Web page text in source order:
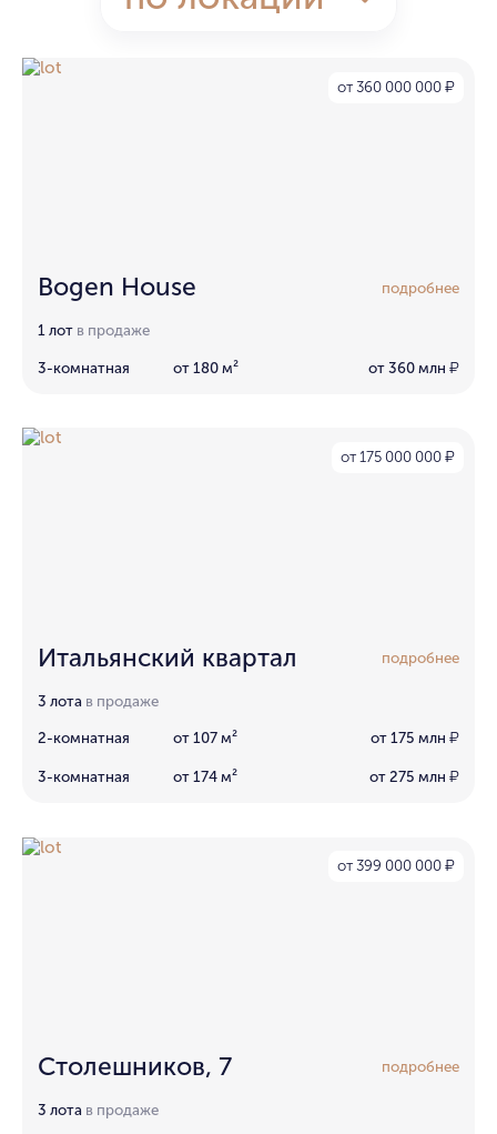
от 360 000 000 ₽
Bogen House подробнее
1 лот в продаже
3-комнатная от 180 м² от 360 млн ₽
от 175 000 000 ₽
Итальянский квартал подробнее
3 лота в продаже
2-комнатная от 107 м² от 175 млн ₽
3-комнатная от 174 м² от 275 млн ₽
от 399 000 000 ₽
Столешников, 7 подробнее
3 лота в продаже